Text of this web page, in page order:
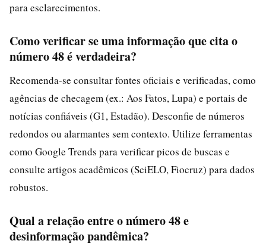
para esclarecimentos.
Como verificar se uma informação que cita o
número 48 é verdadeira?
Recomenda-se consultar fontes oficiais e verificadas, como
agências de checagem (ex.: Aos Fatos, Lupa) e portais de
notícias confiáveis (G1, Estadão). Desconfie de números
redondos ou alarmantes sem contexto. Utilize ferramentas
como Google Trends para verificar picos de buscas e
consulte artigos acadêmicos (SciELO, Fiocruz) para dados
robustos.
Qual a relação entre o número 48 e
desinformação pandêmica?